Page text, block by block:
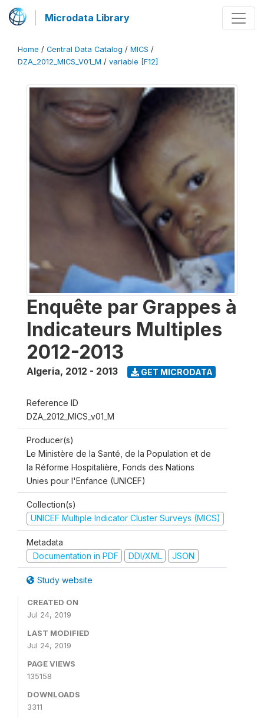
Microdata Library
Home / Central Data Catalog / MICS /
DZA_2012_MICS_V01_M / variable [F12]
Enquête par Grappes à
Indicateurs Multiples
2012-2013
Algeria, 2012 - 2013 GET MICRODATA
Reference ID
DZA_2012_MICS_v01_M
Producer(s)
Le Ministère de la Santé, de la Population et de
la Réforme Hospitalière, Fonds des Nations
Unies pour l'Enfance (UNICEF)
Collection(s)
UNICEF Multiple Indicator Cluster Surveys (MICS)
Metadata
Documentation in PDF
DDI/XML JSON
Study website
CREATED ON
Jul 24, 2019
LAST MODIFIED
Jul 24, 2019
PAGE VIEWS
135158
DOWNLOADS
3311